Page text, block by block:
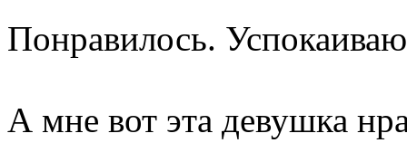
Понравилось.
А мне вот эта девушка